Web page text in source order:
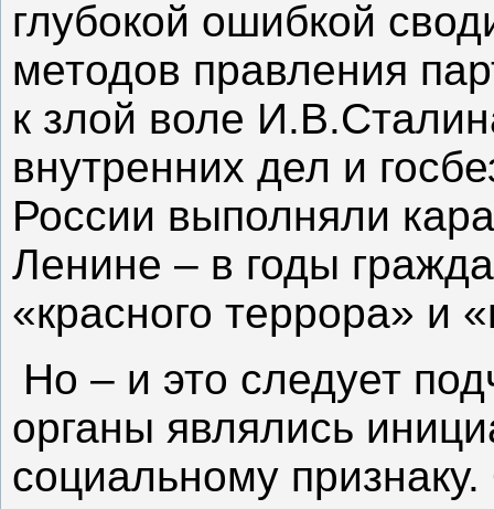
глубокой ошибкой
методов правления
к злой воле
внутренних дел и
России выполняли
Ленине – в годы
«красного террора» и
Но – и это следует
органы являлись
социальному